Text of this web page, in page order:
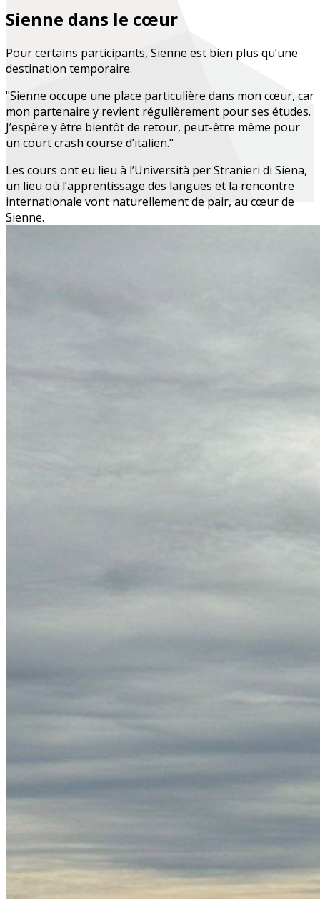
Sienne dans le cœur
Pour certains participants, Sienne est bien plus qu’une
destination temporaire.
"Sienne occupe une place particulière dans mon cœur, car
mon partenaire y revient régulièrement pour ses études.
J’espère y être bientôt de retour, peut-être même pour
un court crash course d’italien."
Les cours ont eu lieu à l’Università per Stranieri di Siena,
un lieu où l’apprentissage des langues et la rencontre
internationale vont naturellement de pair, au cœur de
Sienne.